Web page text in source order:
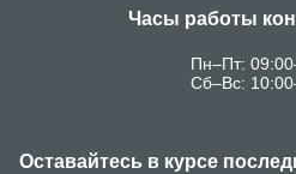
Часы работы
Пн–Пт:
Сб–Вс:
Оставайтесь в курсе